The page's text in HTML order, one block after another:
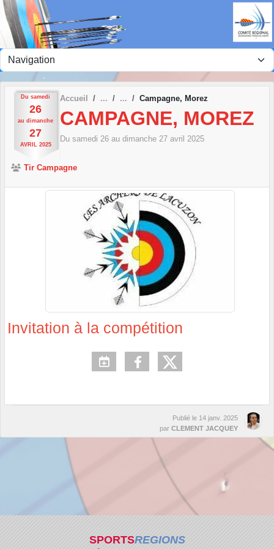
Du samedi
26
au dimanche
27
AVRIL 2025
Accueil Campagne, Morez
CAMPAGNE, MOREZ
Du samedi 26 au dimanche 27 avril 2025
Tir Campagne
Invitation à la compétition
Publié le 14 janv. 2025
par CLEMENT JACQUEY
SPORTSREGIONS
Panneau de gestion des cookies